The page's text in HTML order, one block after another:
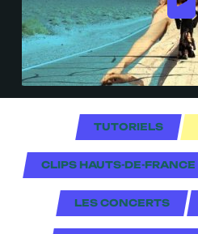
TUTORIELS
CLIPS HAUTS-DE-FRANCE
LES CONCERTS